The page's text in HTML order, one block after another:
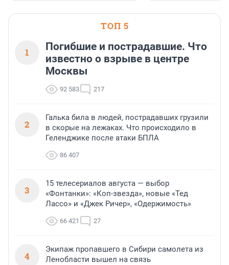
посетителям
ТОП 5
1
Погибшие и пострадавшие. Что
известно о взрыве в центре
Москвы
92 583 217
2
Галька била в людей, пострадавших грузили
в скорые на лежаках. Что происходило в
Геленджике после атаки БПЛА
86 407
3
15 телесериалов августа — выбор
«Фонтанки»: «Коп-звезда», новые «Тед
Лассо» и «Джек Ричер», «Одержимость»
66 421 27
4
Экипаж пропавшего в Сибири самолета из
Ленобласти вышел на связь